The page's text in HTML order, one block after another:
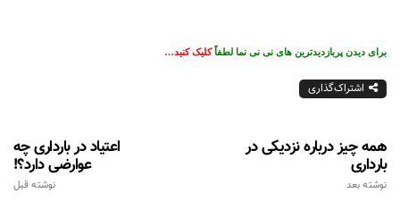
برای دیدن پربازدیدترین های نی نی نما لطفاً کلیک کنید…
اشتراک‌گذاری
اعتیاد در بارداری چه
عوارضی دارد؟!
نوشته قبل
همه چیز درباره نزدیکی در
بارداری
نوشته بعد